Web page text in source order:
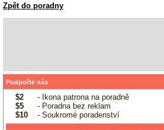
Zpět do poradny
Podpořte nás
$2
- Ikona patrona na poradně
$5
- Poradna bez reklam
$10
- Soukromé poradenství